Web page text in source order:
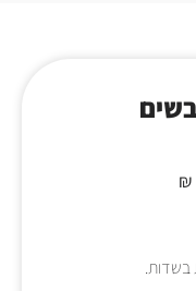
₪
בשדות.